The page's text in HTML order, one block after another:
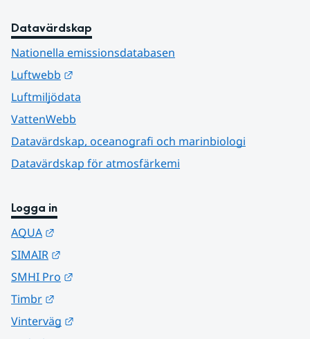
Datavärdskap
Nationella emissionsdatabasen
Luftwebb
Luftmiljödata
VattenWebb
Datavärdskap, oceanografi och marinbiologi
Datavärdskap för atmosfärkemi
Logga in
AQUA
SIMAIR
SMHI Pro
Timbr
Vinterväg